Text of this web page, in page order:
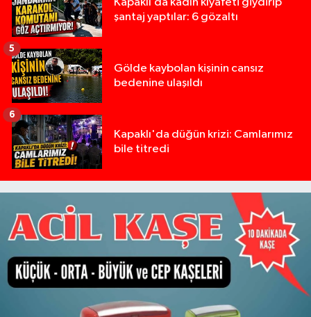
Kapaklı’da kadın kıyafeti giydirip
şantaj yaptılar: 6 gözaltı
Gölde kaybolan kişinin cansız
bedenine ulaşıldı
5
Kapaklı'da düğün krizi: Camlarımız
bile titredi
6